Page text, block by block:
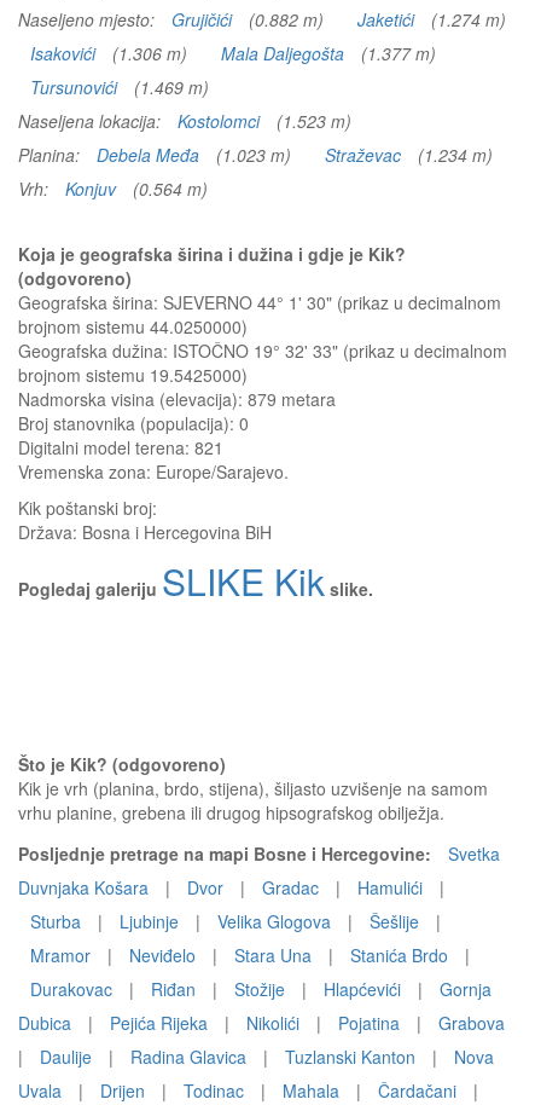
Naseljeno mjesto:
Grujičići (0.882 m) Jaketići
(1.274 m)
Isakovići
(1.306 m) Mala Daljegošta
(1.377 m)
Tursunovići
(1.469 m)
Naseljena lokacija:
Kostolomci
(1.523 m)
Planina:
Debela Međa (1.023 m) Straževac
(1.234 m)
Vrh:
Konjuv (0.564 m)
Koja je geografska širina i dužina i gdje je Kik?
(odgovoreno)
Geografska širina: SJEVERNO 44° 1' 30" (prikaz u decimalnom
brojnom sistemu 44.0250000)
Geografska dužina: ISTOČNO 19° 32' 33" (prikaz u decimalnom
brojnom sistemu 19.5425000)
Nadmorska visina (elevacija): 879 metara
Broj stanovnika (populacija): 0
Digitalni model terena: 821
Vremenska zona: Europe/Sarajevo.
Kik poštanski broj:
Država: Bosna i Hercegovina BiH
Pogledaj galeriju SLIKE Kik slike.
Što je Kik? (odgovoreno)
Kik je vrh (planina, brdo, stijena), šiljasto uzvišenje na samom
vrhu planine, grebena ili drugog hipsografskog obilježja.
Posljednje pretrage na mapi Bosne i Hercegovine:
Svetka
Duvnjaka Košara
| Dvor | Gradac | Hamulići
|
Sturba
| Ljubinje | Velika Glogova | Šešlije
|
Mramor
| Neviđelo | Stara Una | Stanića Brdo
|
Durakovac
| Riđan | Stožije | Hlapćevići |
Gornja
Dubica
| Pejića Rijeka | Nikolići | Pojatina |
Grabova
|
Daulije | Radina Glavica | Tuzlanski Kanton |
Nova
Uvala
| Drijen | Todinac | Mahala | Čardačani |